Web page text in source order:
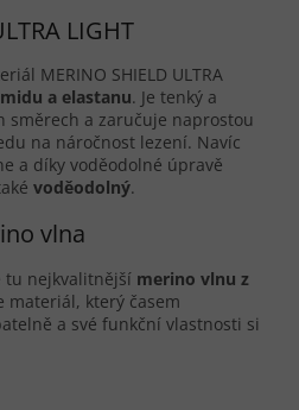
LIGHT
MERINO SHIELD ULTRA
a elastanu. Je tenký a
směrech a zaručuje naprostou
na náročnost lezení. Navíc
a díky voděodolné úpravě
voděodolný.
vlna
tu nejkvalitnější merino vlnu z
materiál, který časem
a své funkční vlastnosti si